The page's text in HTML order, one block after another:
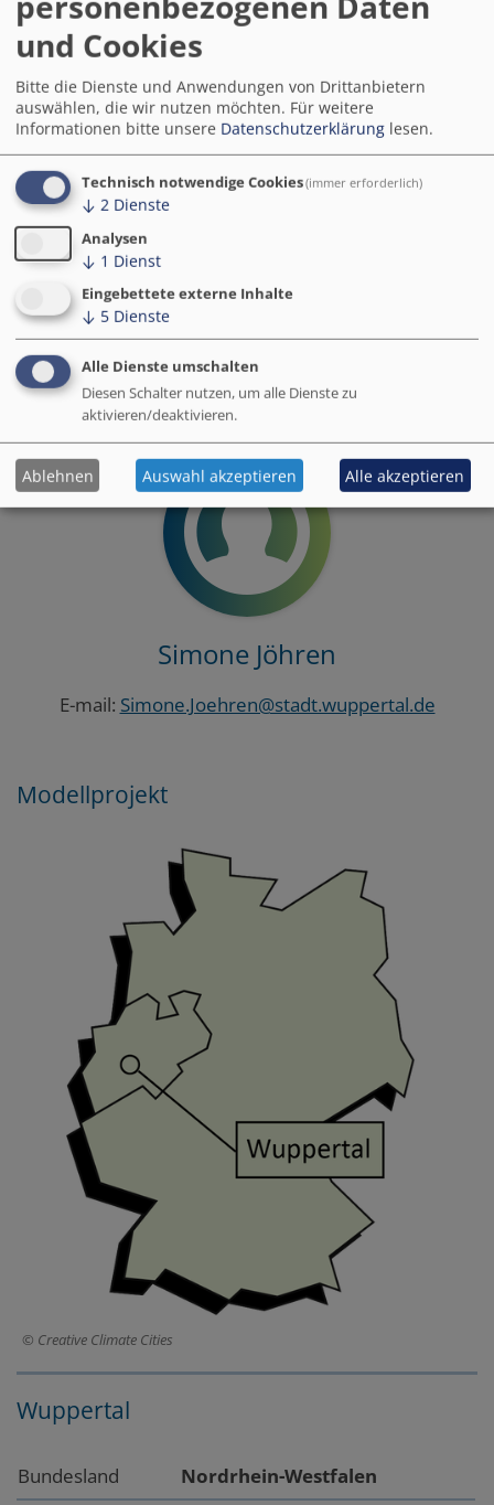
Creative Climate Cities
Weitere Informationen
Ausgangsbedingungen und Ziele
Entwicklung und Umsetzung
Kontakt
Simone Jöhren
E-mail: Simone.Joehren@stadt.wuppertal.de
Modellprojekt
Creative Climate Cities
Wuppertal
Bundesland
Nordrhein-Westfalen
und Cookies
Bitte die Dienste und Anwendungen von Drittanbietern
auswählen, die wir nutzen möchten. Für weitere
Informationen bitte unsere Datenschutzerklärung lesen.
Technisch notwendige Cookies(immer erforderlich)
↓ 2 Dienste
Analysen
↓ 1 Dienst
Eingebettete externe Inhalte
↓ 5 Dienste
Alle Dienste umschalten
Diesen Schalter nutzen, um alle Dienste zu
aktivieren/deaktivieren.
Ablehnen Auswahl akzeptieren Alle akzeptieren